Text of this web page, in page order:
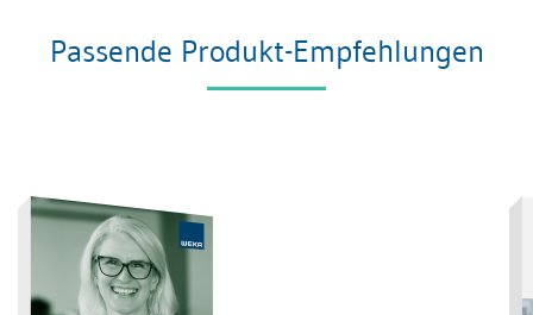
Passende Produkt-Empfehlungen